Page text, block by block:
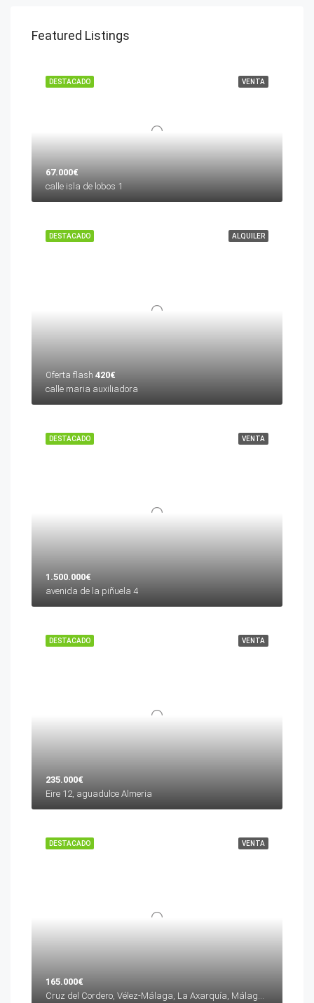
Featured Listings
VENTA
DESTACADO
67.000€
calle isla de lobos 1
ALQUILER
DESTACADO
Oferta flash 420€
calle maria auxiliadora
VENTA
DESTACADO
1.500.000€
avenida de la piñuela 4
VENTA
DESTACADO
235.000€
Eire 12, aguadulce Almeria
VENTA
DESTACADO
165.000€
Cruz del Cordero, Vélez-Málaga, La Axarquía, Málaga, Andalucía, 29700, España